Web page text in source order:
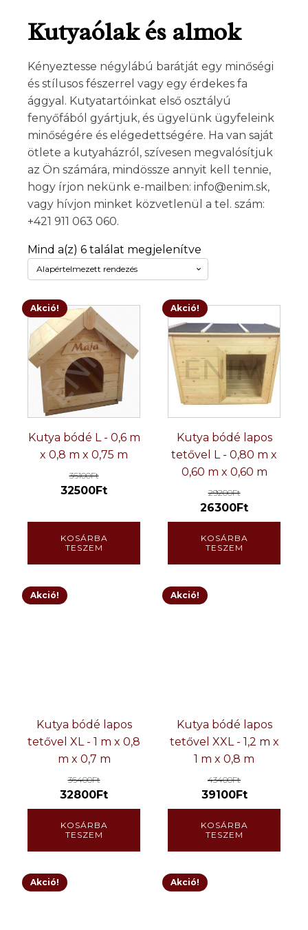
Kutyaólak és almok
Kényeztesse négylábú barátját egy minőségi
és stílusos fészerrel vagy egy érdekes fa
ággyal. Kutyatartóinkat első osztályú
fenyőfából gyártjuk, és ügyelünk ügyfeleink
minőségére és elégedettségére. Ha van saját
ötlete a kutyaházról, szívesen megvalósítjuk
az Ön számára, mindössze annyit kell tennie,
hogy írjon nekünk e-mailben: info@enim.sk,
vagy hívjon minket közvetlenül a tel. szám:
+421 911 063 060.
Mind a(z) 6 találat megjelenítve
Akció!
Kutya bódé L - 0,6 m
x 0,8 m x 0,75 m
36100Ft
32500Ft
KOSÁRBA
TESZEM
Akció!
Kutya bódé lapos
tetővel L - 0,80 m x
0,60 m x 0,60 m
29200Ft
26300Ft
KOSÁRBA
TESZEM
Akció!
Kutya bódé lapos
tetővel XL - 1 m x 0,8
m x 0,7 m
36400Ft
32800Ft
KOSÁRBA
TESZEM
Akció!
Kutya bódé lapos
tetővel XXL - 1,2 m x
1 m x 0,8 m
43400Ft
39100Ft
KOSÁRBA
TESZEM
Akció! Akció!